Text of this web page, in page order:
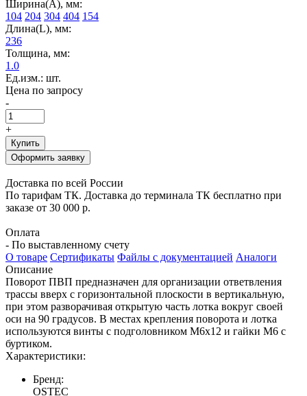
Ширина(А), мм:
104 204 304 404 154
Длина(L), мм:
236
Толщина, мм:
1.0
Ед.изм.: шт.
Цена по запросу
-
+
Купить
Оформить заявку
Доставка по всей России
По тарифам ТК. Доставка до терминала ТК бесплатно при
заказе от 30 000 р.
Оплата
- По выставленному счету
О товаре Сертификаты Файлы с документацией Аналоги
Описание
Поворот ПВП предназначен для организации ответвления
трассы вверх с горизонтальной плоскости в вертикальную,
при этом разворачивая открытую часть лотка вокруг своей
оси на 90 градусов. В местах крепления поворота и лотка
используются винты с подголовником М6х12 и гайки М6 с
буртиком.
Характеристики:
Бренд:
OSTEC